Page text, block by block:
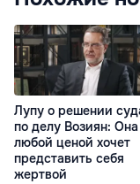
Лупу о решении
по делу Возиян: Она
любой ценой хочет
представить себя
жертвой